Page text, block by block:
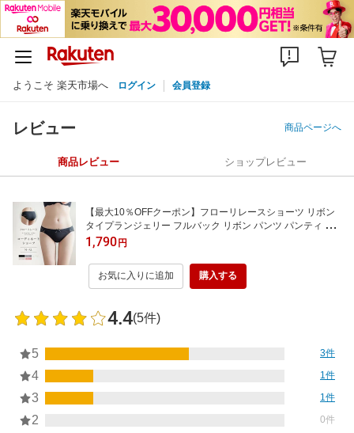
ようこそ 楽天市場へ ログイン 会員登録
レビュー 商品ページへ
商品レビュー ショップレビュー
【最大10％OFFクーポン】フローリレースショーツ リボン
タイプランジェリー フルバック リボン パンツ パンティ レ
ディース 女性 下着 インナー かわいい おそろい【ショーツ
単品】【tu-hacci】
1,790円
お気に入りに追加 購入する
4.4(5件)
5 3件
4 1件
3 1件
2 0件